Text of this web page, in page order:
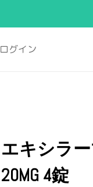
ログイン
エキシラー
20MG 4錠